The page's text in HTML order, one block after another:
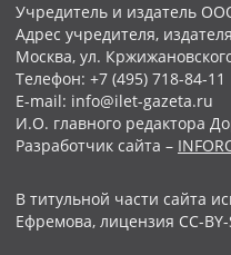
Учредитель и издатель
Адрес учредителя,
Москва, ул.
Телефон: +7 (495) 718-84-11
E-mail: info@ilet-gazeta.ru
И.О. главного редактора
Разработчик сайта –
В титульной части сайта
Ефремова, лицензия CC-